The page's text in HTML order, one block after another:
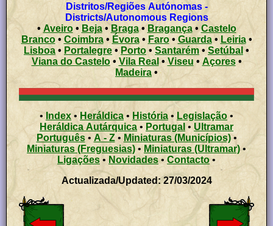
Distritos/Regiões Autónomas -
Districts/Autonomous Regions
• Aveiro• Beja• Braga• Bragança•Castelo
Branco• Coimbra• Évora• Faro• Guarda• Leiria•
Lisboa • Portalegre• Porto • Santarém • Setúbal •
Viana do Castelo• Vila Real •Viseu • Açores •
Madeira •
•Index • Heráldica• História • Legislação •
Heráldica Autárquica • Portugal • Ultramar
Português• A - Z• Miniaturas (Municípios)•
Miniaturas (Freguesias) • Miniaturas (Ultramar) •
Ligações • Novidades•Contacto•
Actualizada/Updated: 27/03/2024